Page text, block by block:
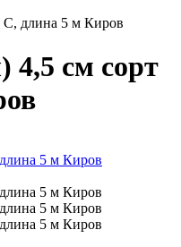
С, длина 5 м Киров
4,5 см сорт